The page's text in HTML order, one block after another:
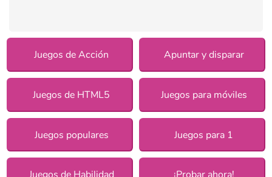
Juegos de Acción Apuntar y disparar
Juegos de HTML5 Juegos para móviles
Juegos populares Juegos para 1